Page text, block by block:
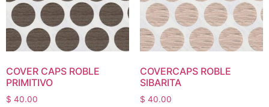
COVER CAPS ROBLE
PRIMITIVO
$ 40.00
COVERCAPS ROBLE
SIBARITA
$ 40.00